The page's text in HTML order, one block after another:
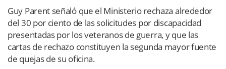
Guy Parent señaló que el Ministerio rechaza alrededor
del 30 por ciento de las solicitudes por discapacidad
presentadas por los veteranos de guerra, y que las
cartas de rechazo constituyen la segunda mayor fuente
de quejas de su oficina.